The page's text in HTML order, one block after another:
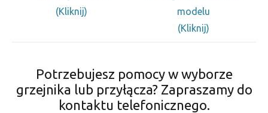
(Kliknij)
modelu
(Kliknij)
Potrzebujesz pomocy w wyborze
grzejnika lub przyłącza? Zapraszamy do
kontaktu telefonicznego.